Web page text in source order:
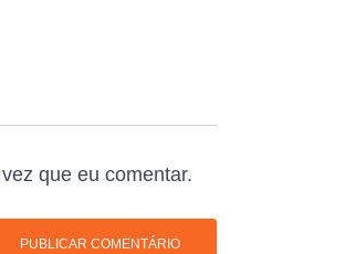
que eu comentar.